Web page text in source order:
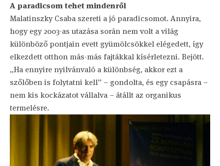
A paradicsom tehet mindenről
Malatinszky Csaba szereti a jó paradicsomot. Annyira,
hogy egy 2003-as utazása során nem volt a világ
különböző pontjain evett gyümölcsökkel elégedett, így
elkezdett otthon más-más fajtákkal kísérletezni. Bejött.
„Ha ennyire nyilvánvaló a különbség, akkor ezt a
szőlőben is folytatni kell” – gondolta, és egy csapásra –
nem kis kockázatot vállalva – átállt az organikus
termelésre.